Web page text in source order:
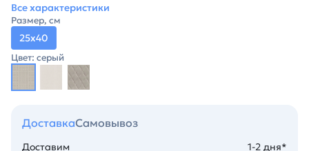
Все характеристики
Размер, см
25х40
Цвет: серый
ДоставкаСамовывоз
Доставим
1-2 дня*